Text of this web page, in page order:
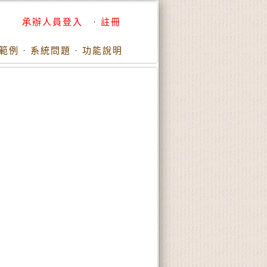
承辦人員登入 · 註冊
例 · 系統問題 · 功能說明